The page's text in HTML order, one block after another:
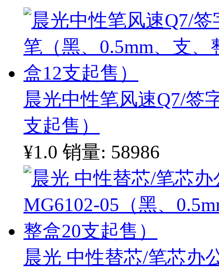
晨光中性笔风速Q7/签
支起售）
¥1.0 销量: 58986
晨光 中性替芯/笔芯办